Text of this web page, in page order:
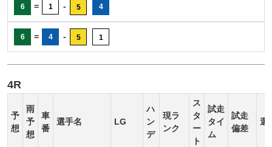
6 = 1 - 5 4
6 = 4 - 5 1
4R
予
想
雨
予
想
車
番
選手名 LG
ハ
ン
デ
現ラ
ンク
ス
タ
ー
ト
試走
タイ
ム
試走
偏差
選